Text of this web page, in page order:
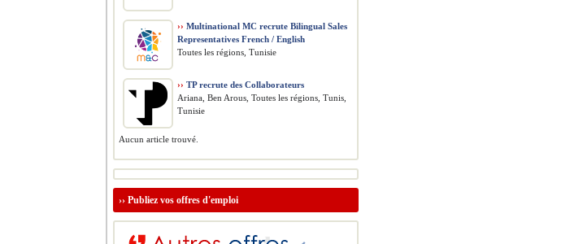
›› Multinational MC recrute Bilingual Sales
Representatives French / English
Toutes les régions, Tunisie
›› TP recrute des Collaborateurs
Ariana, Ben Arous, Toutes les régions, Tunis,
Tunisie
Aucun article trouvé.
›› Publiez vos offres d'emploi